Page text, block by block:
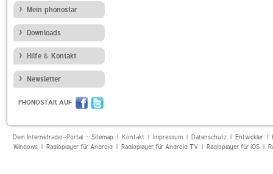
Mein phonostar
Downloads
Hilfe & Kontakt
Newsletter
PHONOSTAR AUF
Dein Internetradio-Portal : Sitemap| Kontakt| Impressum| Datenschutz| Entwickler|
Windows| Radioplayer für Android| Radioplayer für Android TV| Radioplayer für iOS|